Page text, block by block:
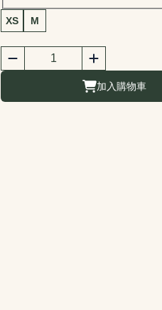
商品尺寸選擇
XS M
商品購買數量
加入購物車